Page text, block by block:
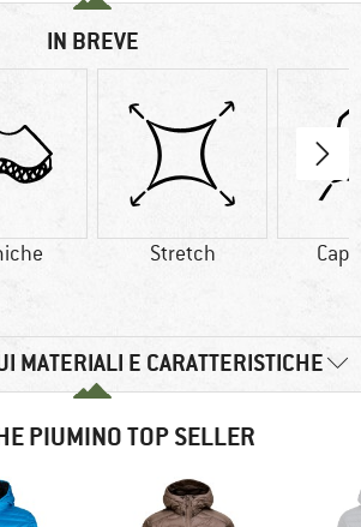
IN BREVE
Stretch
MATERIALI E CARATTERISTICHE
PIUMINO TOP SELLER